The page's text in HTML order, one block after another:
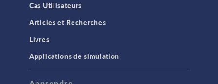
Cas Utilisateurs
Articles et Recherches
Livres
Applications de simulation